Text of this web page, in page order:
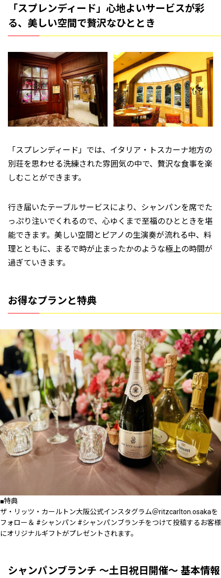
「スプレンディード」心地よいサービスが彩
る、美しい空間で贅沢なひととき
「スプレンディード」では、イタリア・トスカーナ地方の
別荘を思わせる洗練された雰囲気の中で、贅沢な食事を楽
しむことができます。
行き届いたテーブルサービスにより、シャンパンを席でた
っぷり注いでくれるので、心ゆくまで至福のひとときを堪
能できます。美しい空間とピアノの生演奏が流れる中、料
理とともに、まるで時が止まったかのような極上の時間が
過ぎていきます。
お得なプランと特典
■特典
ザ・リッツ・カールトン大阪公式インスタグラム＠ritzcarlton.osakaを
フォロー＆ #シャンパン #シャンパンブランチをつけて投稿するお客様
にオリジナルギフトがプレゼントされます。
シャンパンブランチ ～土日祝日開催～ 基本情報